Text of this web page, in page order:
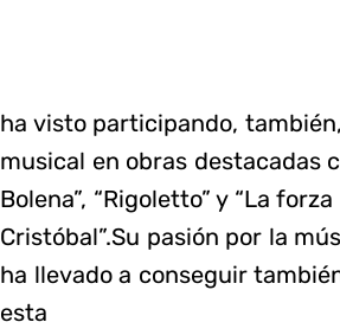
ha visto participando,
musical en obras destacadas
Bolena”, “Rigoletto” y “La
Cristóbal”.Su pasión por la
ha llevado a conseguir
esta